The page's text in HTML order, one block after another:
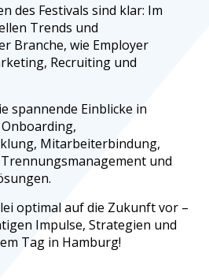
des Festivals sind klar: Im
Trends und
Branche, wie Employer
Recruiting und
spannende Einblicke in
Mitarbeiterbindung,
und
optimal auf die Zukunft vor –
Impulse, Strategien und
Tag in Hamburg!